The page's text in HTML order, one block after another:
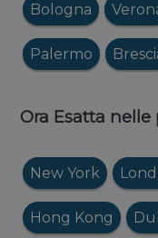
Bologna
Palermo
Ora Esatta
New York
Hong Kong